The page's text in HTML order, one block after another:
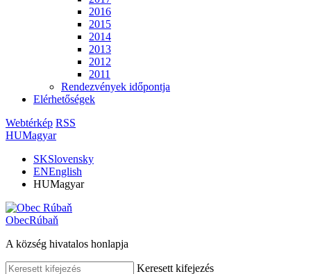
2016
2015
2014
2013
2012
2011
Rendezvények időpontja
Elérhetőségek
Webtérkép RSS
HUMagyar
SKSlovensky
ENEnglish
HUMagyar
ObecRúbaň
A község hivatalos honlapja
Keresett kifejezés